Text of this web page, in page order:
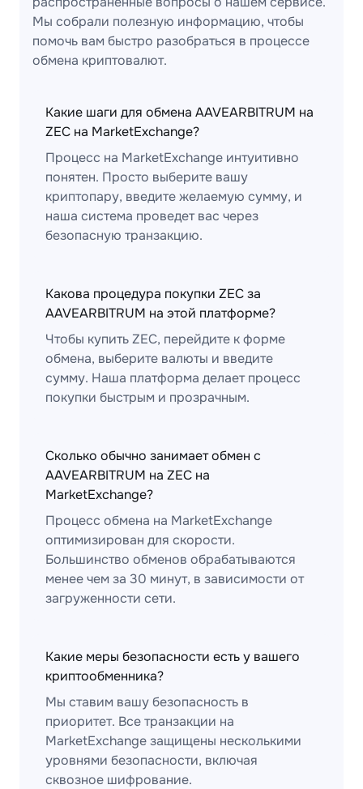
Мы собрали полезную информацию, чтобы
помочь вам быстро разобраться в процессе
обмена криптовалют.
Какие шаги для обмена AAVEARBITRUM на
ZEC на MarketExchange?
Процесс на MarketExchange интуитивно
понятен. Просто выберите вашу
криптопару, введите желаемую сумму, и
наша система проведет вас через
безопасную транзакцию.
Какова процедура покупки ZEC за
AAVEARBITRUM на этой платформе?
Чтобы купить ZEC, перейдите к форме
обмена, выберите валюты и введите
сумму. Наша платформа делает процесс
покупки быстрым и прозрачным.
Сколько обычно занимает обмен с
AAVEARBITRUM на ZEC на
MarketExchange?
Процесс обмена на MarketExchange
оптимизирован для скорости.
Большинство обменов обрабатываются
менее чем за 30 минут, в зависимости от
загруженности сети.
Какие меры безопасности есть у вашего
криптообменника?
Мы ставим вашу безопасность в
приоритет. Все транзакции на
MarketExchange защищены несколькими
уровнями безопасности, включая
сквозное шифрование.